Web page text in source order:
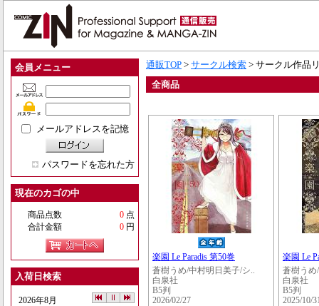
会員メニュー
メールアドレスを記憶
パスワードを忘れた方
現在のカゴの中
商品点数 0 点
合計金額
0 円
入荷日検索
2026年8月
通販TOP > サークル検索 > サークル作品
全商品
楽園 Le Paradis 第50巻
蒼樹うめ/中村明日美子/シ..
白泉社
B5判
2026/02/27
楽園 Le
蒼樹うめ
白泉社
B5判
2025/10/